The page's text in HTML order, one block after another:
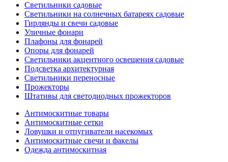
Светильники садовые
Светильники на солнечных батареях садовые
Гирлянды и свечи садовые
Уличные фонари
Плафоны для фонарей
Опоры для фонарей
Светильники акцентного освещения садовые
Подсветка архитектурная
Светильники переносные
Прожекторы
Штативы для светодиодных прожекторов
Антимоскитные товары
Антимоскитные сетки
Ловушки и отпугиватели насекомых
Антимоскитные свечи и факелы
Одежда антимоскитная